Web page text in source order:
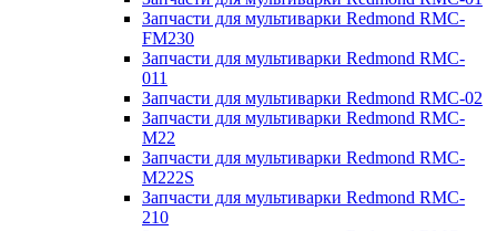
Запчасти для мультиварки Redmond RMC-
FM230
Запчасти для мультиварки Redmond RMC-
011
Запчасти для мультиварки Redmond RMC-02
Запчасти для мультиварки Redmond RMC-
M22
Запчасти для мультиварки Redmond RMC-
M222S
Запчасти для мультиварки Redmond RMC-
210